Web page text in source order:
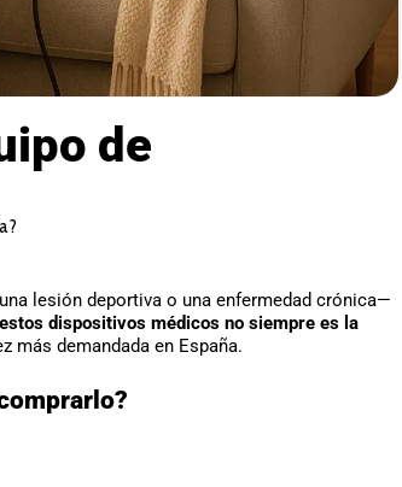
de
lesión deportiva o una enfermedad crónica—
dispositivos médicos no siempre es la
más demandada en España.